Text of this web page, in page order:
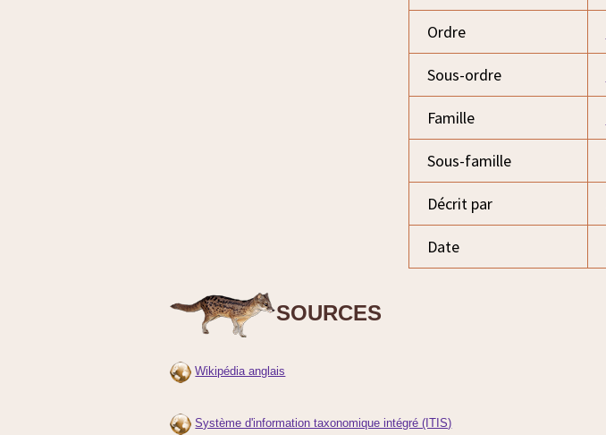
Ordre
Sous-ordre
Famille
Sous-famille
Décrit par
Date
SOURCES
Wikipédia anglais
Système d'information taxonomique intégré (ITIS)